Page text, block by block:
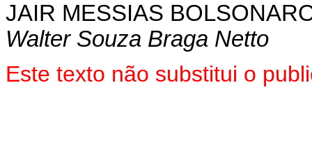
JAIR MESSIAS
Walter Souza Braga Netto
Este texto não substitui o